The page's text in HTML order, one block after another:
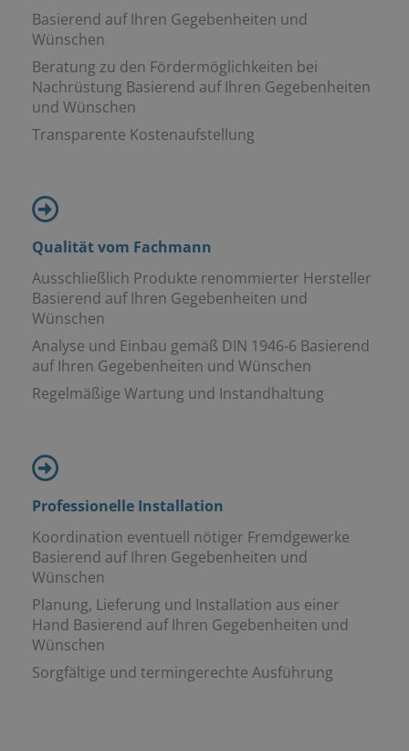
Basierend auf Ihren Gegebenheiten und
Wünschen
Beratung zu den Fördermöglichkeiten bei
Nachrüstung Basierend auf Ihren Gegebenheiten
und Wünschen
Transparente Kostenaufstellung
Qualität vom Fachmann
Ausschließlich Produkte renommierter Hersteller
Basierend auf Ihren Gegebenheiten und
Wünschen
Analyse und Einbau gemäß DIN 1946-6 Basierend
auf Ihren Gegebenheiten und Wünschen
Regelmäßige Wartung und Instandhaltung
Professionelle Installation
Koordination eventuell nötiger Fremdgewerke
Basierend auf Ihren Gegebenheiten und
Wünschen
Planung, Lieferung und Installation aus einer
Hand Basierend auf Ihren Gegebenheiten und
Wünschen
Sorgfältige und termingerechte Ausführung